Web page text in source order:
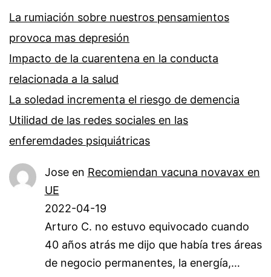
La rumiación sobre nuestros pensamientos
provoca mas depresión
Impacto de la cuarentena en la conducta
relacionada a la salud
La soledad incrementa el riesgo de demencia
Utilidad de las redes sociales en las
enferemdades psiquiátricas
Joseen Recomiendan vacuna novavax en
UE
2022-04-19
Arturo C. no estuvo equivocado cuando
40 años atrás me dijo que había tres áreas
de negocio permanentes, la energía,…